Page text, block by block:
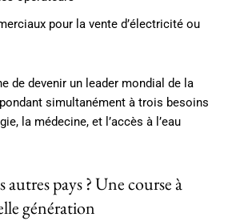
pour la vente d’électricité ou
de devenir un leader mondial de la
simultanément à trois besoins
la médecine, et l’accès à l’eau
autres pays ? Une course à
génération